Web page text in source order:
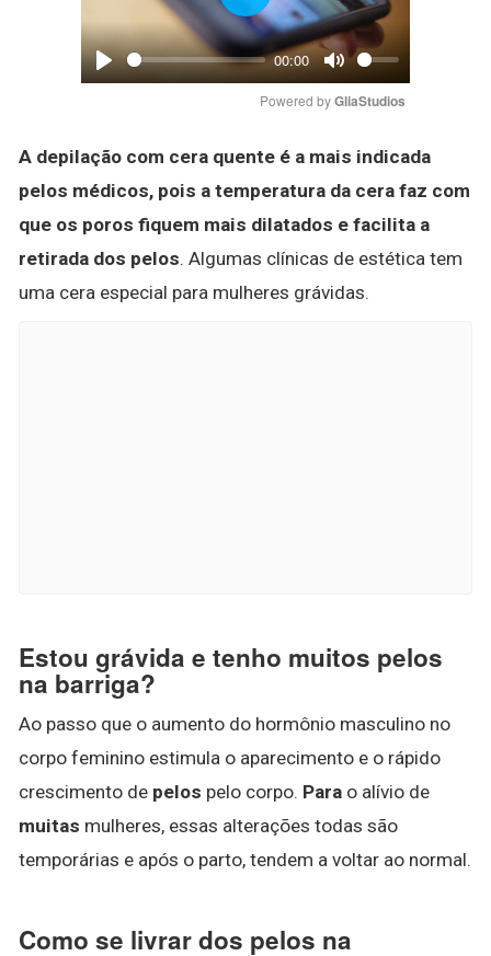
Play
00:00
Mute
Play
Powered by GliaStudios
A depilação com cera quente é a mais indicada
pelos médicos, pois a temperatura da cera faz com
que os poros fiquem mais dilatados e facilita a
retirada dos pelos. Algumas clínicas de estética tem
uma cera especial para mulheres grávidas.
Estou grávida e tenho muitos pelos
na barriga?
Ao passo que o aumento do hormônio masculino no
corpo feminino estimula o aparecimento e o rápido
crescimento de pelos pelo corpo. Para o alívio de
muitas mulheres, essas alterações todas são
temporárias e após o parto, tendem a voltar ao normal.
Como se livrar dos pelos na